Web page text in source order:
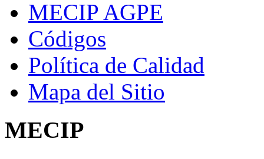
MECIP AGPE
Códigos
Política de Calidad
Mapa del Sitio
MECIP